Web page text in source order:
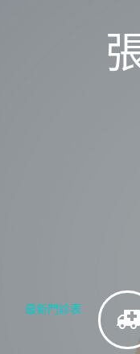
最新門診表